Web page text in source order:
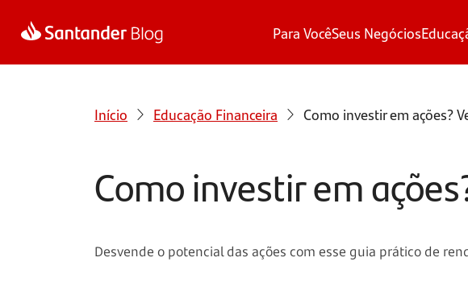
Para VocêSeus Negócios
Início Educação Financeira Como investir em ações?
Como investir em
Desvende o potencial das ações com esse guia prático de